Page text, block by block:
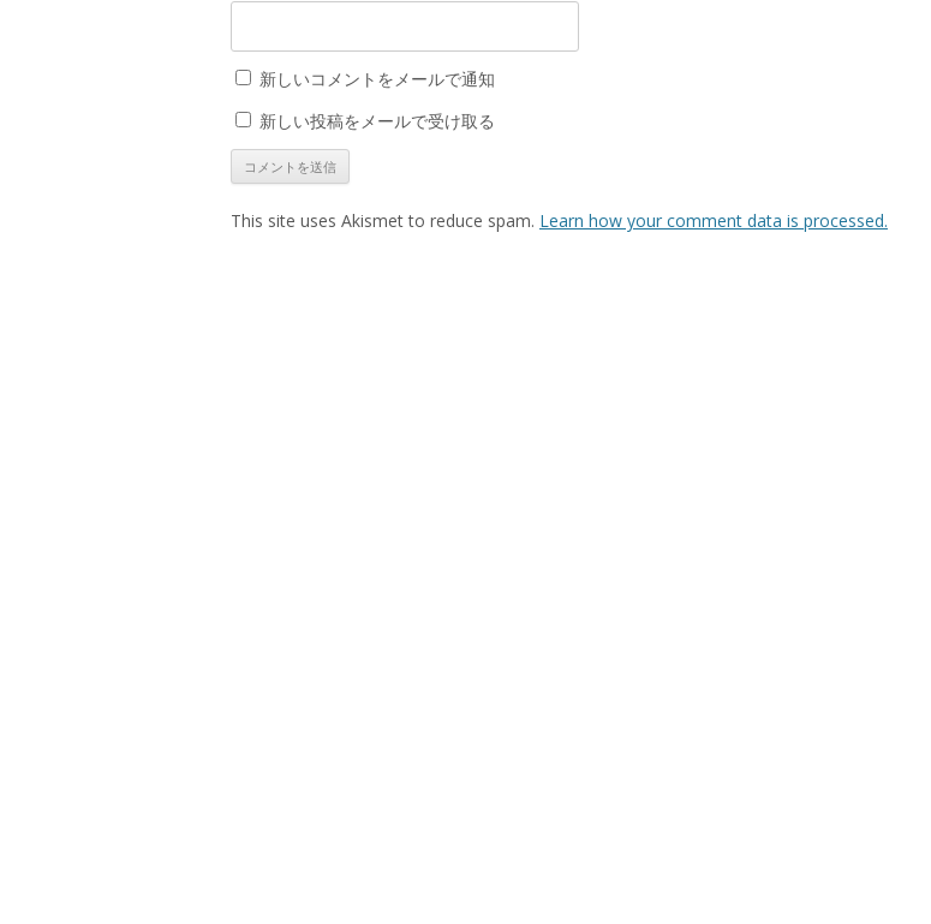
新しいコメントをメールで通知
新しい投稿をメールで受け取る
This site uses Akismet to reduce spam. Learn how your comment data is processed.